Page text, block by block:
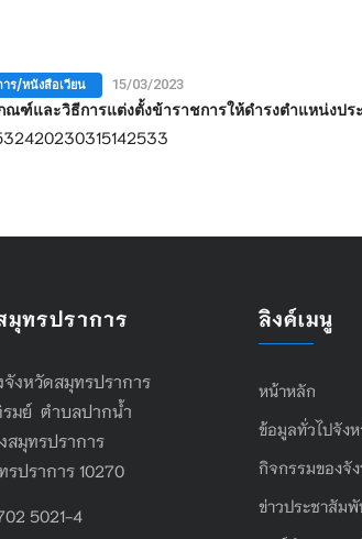
ร/หนังสือเวียน 15/03/2023
กณฑ์และวิธีการแต่งตั้งข้าราชการให้ดำรงตำแหน่ง
มุทรปราการ
จังหวัดสมุทรปราการ
มย์ ตำบลปากน้ำ
สมุทรปราการ
รปราการ 10270
5021-4
ลิงค์เมนู
หน้าหลัก
ข้อมูลทั่วไปจัง
กิจกรรมของจั
ข่าวประชาสัม